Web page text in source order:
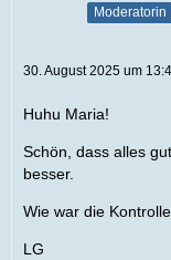
Moderatorin
30. August 2025 um
Huhu Maria!
Schön, dass alles
besser.
Wie war die
LG